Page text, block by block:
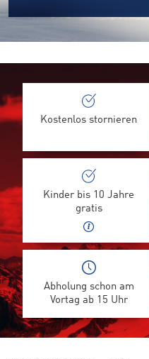
Kostenlos stornieren
Kinder bis 10 Jahre
gratis
Abholung schon am
Vortag ab 15 Uhr